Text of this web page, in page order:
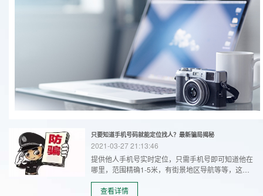
只要知道手机号码就能定位找人？最新骗局揭秘
2021-03-27 21:13:46
提供他人手机号实时定位，只需手机号即可知道他在
哪里，范围精确1-5米，有街景地区导航等等，这些
声称能提供他人手机号定位信息的，是真的吗？网上
有专业手机号定位软件吗？
查看详情